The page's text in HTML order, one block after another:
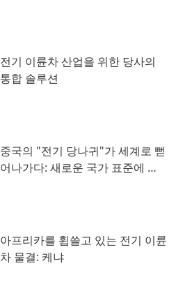
전기 이륜차 산업을 위한 당사의
통합 솔루션
중국의 "전기 당나귀"가 세계로 뻗
어나가다: 새로운 국가 표준에 따
아프리카를 휩쓸고 있는 전기 이륜
차 물결: 케냐